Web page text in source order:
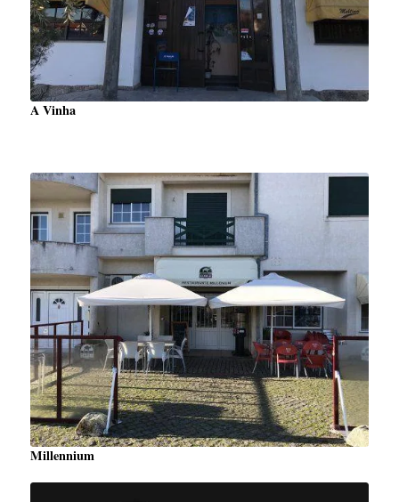
A Vinha
Millennium